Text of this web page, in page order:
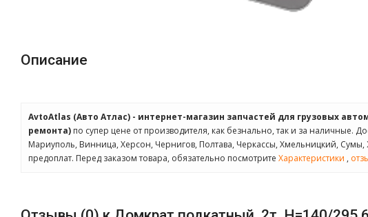
Описание
AvtoAtlas (Авто Атлас) - интернет-магазин запчастей для грузовых
ремонта) по супер цене от производителя, как безнально, так и за наличные.
Мариуполь, Винница, Херсон, Чернигов, Полтава, Черкассы, Хмельницкий,
предоплат. Перед заказом товара, обязательно посмотрите Характеристики ,